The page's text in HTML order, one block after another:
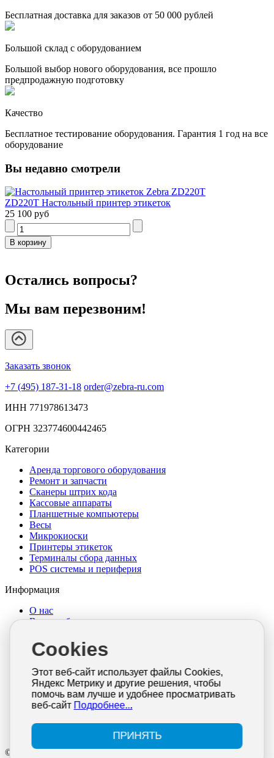
Бесплатная доставка для заказов от 50 000 рублей
Большой склад с оборудованием
Большой выбор нового оборудования, все прошло
предпродажную подготовку
Качество
Бесплатное тестирование оборудования. Гарантия 1 год на все
оборудование
Вы недавно смотрели
ZD220T Настольный принтер этикеток
25 100 руб
Остались вопросы?
Мы вам перезвоним!
Заказать звонок
+7 (495) 187-31-18 order@zebra-ru.com
ИНН 771978613473
ОГРН 323774600442465
Категории
Аренда торгового оборудования
Ремонт и запчасти
Сканеры штрих кода
Кассовые аппараты
Планшетные компьютеры
Весы
Микрокиоски
Принтеры этикеток
Терминалы сбора данных
POS системы и периферия
Информация
О нас
Выкуп оборудования
Гарантия и возврат
Новости
Интересные статьи
Документация
Отзывы
Контакты
Политика конфиденциальности
Cookies
Этот веб-сайт использует файлы Cookies,
Яндекс Метрику и другие решения, чтобы
помочь вам лучше и удобнее просматривать
веб-сайт Подробнее...
ПРИНЯТЬ
© 2026 ИП КУЛАКОВ. Все права защищены